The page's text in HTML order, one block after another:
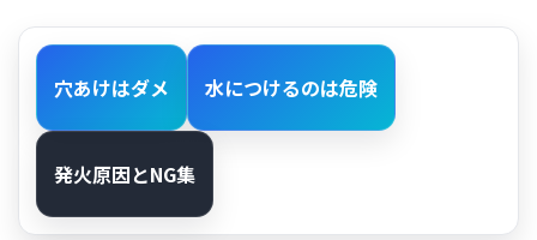
穴あけはダメ 水につけるのは危険
発火原因とNG集